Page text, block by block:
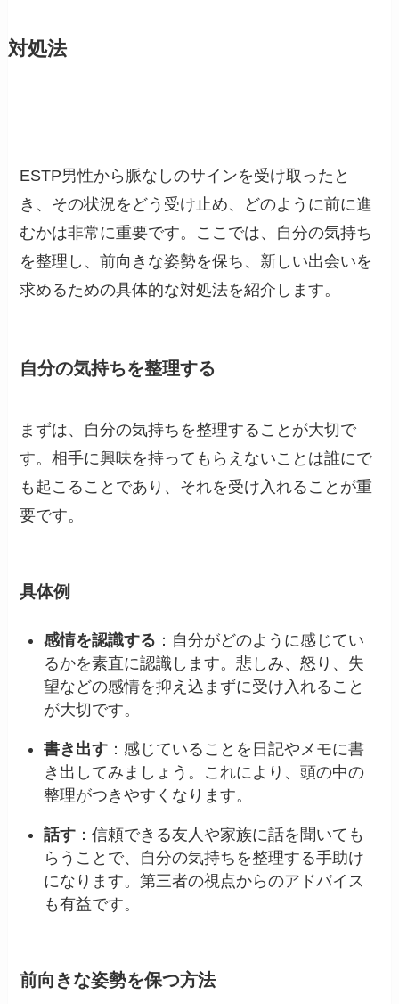
対処法
ESTP男性から脈なしのサインを受け取ったと
き、その状況をどう受け止め、どのように前に進
むかは非常に重要です。ここでは、自分の気持ち
を整理し、前向きな姿勢を保ち、新しい出会いを
求めるための具体的な対処法を紹介します。
自分の気持ちを整理する
まずは、自分の気持ちを整理することが大切で
す。相手に興味を持ってもらえないことは誰にで
も起こることであり、それを受け入れることが重
要です。
具体例
感情を認識する ：自分がどのように感じてい
るかを素直に認識します。悲しみ、怒り、失
望などの感情を抑え込まずに受け入れること
が大切です。
書き出す ：感じていることを日記やメモに書
き出してみましょう。これにより、頭の中の
整理がつきやすくなります。
話す ：信頼できる友人や家族に話を聞いても
らうことで、自分の気持ちを整理する手助け
になります。第三者の視点からのアドバイス
も有益です。
前向きな姿勢を保つ方法